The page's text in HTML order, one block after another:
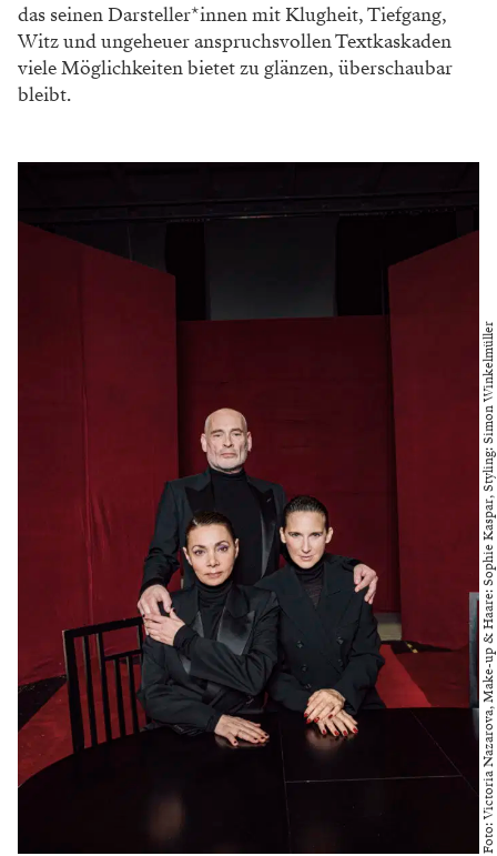
das seinen Darsteller*innen mit Klugheit, Tiefgang,
Witz und ungeheuer anspruchsvollen Textkaskaden
viele Möglichkeiten bietet zu glänzen, überschaubar
bleibt.
Foto: Victoria Nazarova, Make-up & Haare: Sophie Kaspar, Styling: Simon Winkelmüller